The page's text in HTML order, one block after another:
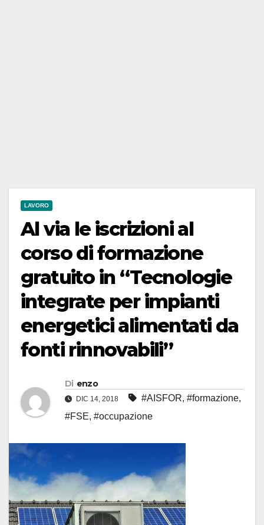
LAVORO
Al via le iscrizioni al
corso di formazione
gratuito in “Tecnologie
integrate per impianti
energetici alimentati da
fonti rinnovabili”
Di enzo
DIC 14, 2018 #AISFOR, #formazione,
#FSE, #occupazione